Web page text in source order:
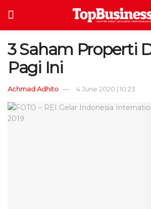
3 Saham Properti
Pagi Ini
Achmad Adhito 4 June 2020 | 10:23